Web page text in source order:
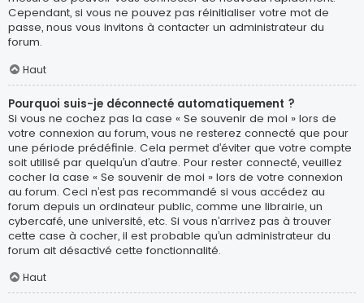
Cependant, si vous ne pouvez pas réinitialiser votre mot de
passe, nous vous invitons à contacter un administrateur du
forum.
Haut
Pourquoi suis-je déconnecté automatiquement ?
Si vous ne cochez pas la case « Se souvenir de moi » lors de
votre connexion au forum, vous ne resterez connecté que pour
une période prédéfinie. Cela permet d’éviter que votre compte
soit utilisé par quelqu’un d’autre. Pour rester connecté, veuillez
cocher la case « Se souvenir de moi » lors de votre connexion
au forum. Ceci n’est pas recommandé si vous accédez au
forum depuis un ordinateur public, comme une librairie, un
cybercafé, une université, etc. Si vous n’arrivez pas à trouver
cette case à cocher, il est probable qu’un administrateur du
forum ait désactivé cette fonctionnalité.
Haut